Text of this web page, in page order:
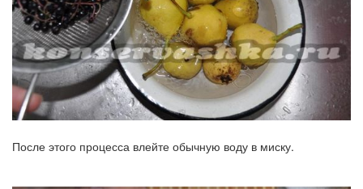
После этого процесса влейте обычную воду в миску.